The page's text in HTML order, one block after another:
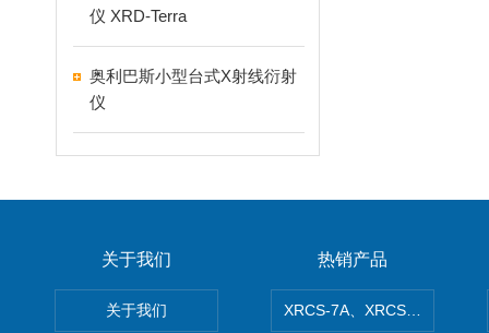
仪 XRD-Terra
奥利巴斯小型台式X射线衍射
仪
关于我们
关于我们
热销产品
XRCS-7A、XRCS-7B防腐蚀